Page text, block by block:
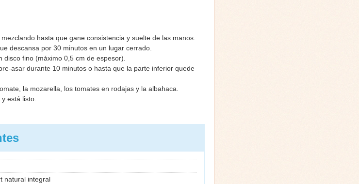
hasta que gane consistencia y suelte de las manos.
descansa por 30 minutos en un lugar cerrado.
fino (máximo 0,5 cm de espesor).
asar durante 10 minutos o hasta que la parte inferior quede
la mozarella, los tomates en rodajas y la albahaca.
está listo.
natural integral